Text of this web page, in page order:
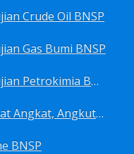
Crude Oil BNSP
Gas Bumi BNSP
Sertifikasi Operator Pengujian Petrokimia BNSP
Sertifikasi Operator Pesawat Angkat, Angkut Dan Juru Ikat Beban BNSP
BNSP